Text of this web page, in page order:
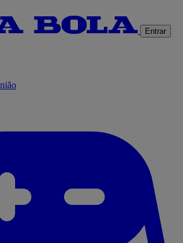
Entrar